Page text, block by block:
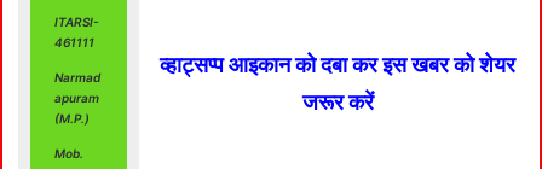
ITARSI-
461111
Narmad
apuram
(M.P.)
Mob.
व्हाट्सप्प आइकान को दबा कर इस खबर को शेयर
जरूर करें